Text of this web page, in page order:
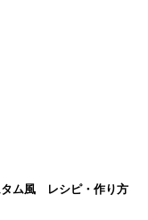
タム風 レシピ・作り方